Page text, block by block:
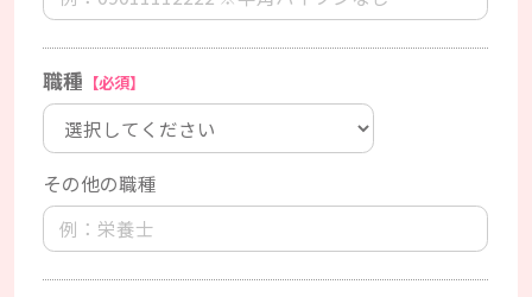
職種 【必須】
その他の職種